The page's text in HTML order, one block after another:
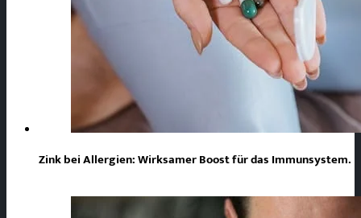
Zink bei Allergien: Wirksamer Boost für das Immunsystem.